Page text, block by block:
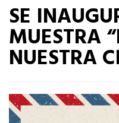
SE
MUESTRA
NUESTRA